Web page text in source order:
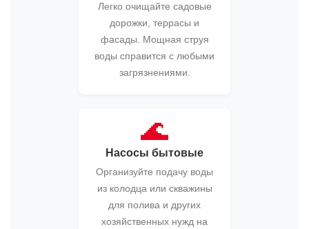
Легко очищайте садовые
дорожки, террасы и
фасады. Мощная струя
воды справится с любыми
загрязнениями.
🌊
Насосы бытовые
Организуйте подачу воды
из колодца или скважины
для полива и других
хозяйственных нужд на